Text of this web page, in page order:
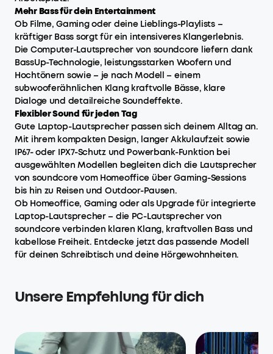
Mehr Bass für dein Entertainment
Ob Filme, Gaming oder deine Lieblings-Playlists –
kräftiger Bass sorgt für ein intensiveres Klangerlebnis.
Die Computer-Lautsprecher von soundcore liefern dank
BassUp-Technologie, leistungsstarken Woofern und
Hochtönern sowie – je nach Modell – einem
subwooferähnlichen Klang kraftvolle Bässe, klare
Dialoge und detailreiche Soundeffekte.
Flexibler Sound für jeden Tag
Gute Laptop-Lautsprecher passen sich deinem Alltag an.
Mit ihrem kompakten Design, langer Akkulaufzeit sowie
IP67- oder IPX7-Schutz und Powerbank-Funktion bei
ausgewählten Modellen begleiten dich die Lautsprecher
von soundcore vom Homeoffice über Gaming-Sessions
bis hin zu Reisen und Outdoor-Pausen.
Ob Homeoffice, Gaming oder als Upgrade für integrierte
Laptop-Lautsprecher – die PC-Lautsprecher von
soundcore verbinden klaren Klang, kraftvollen Bass und
kabellose Freiheit. Entdecke jetzt das passende Modell
für deinen Schreibtisch und deine Hörgewohnheiten.
Unsere Empfehlung für dich